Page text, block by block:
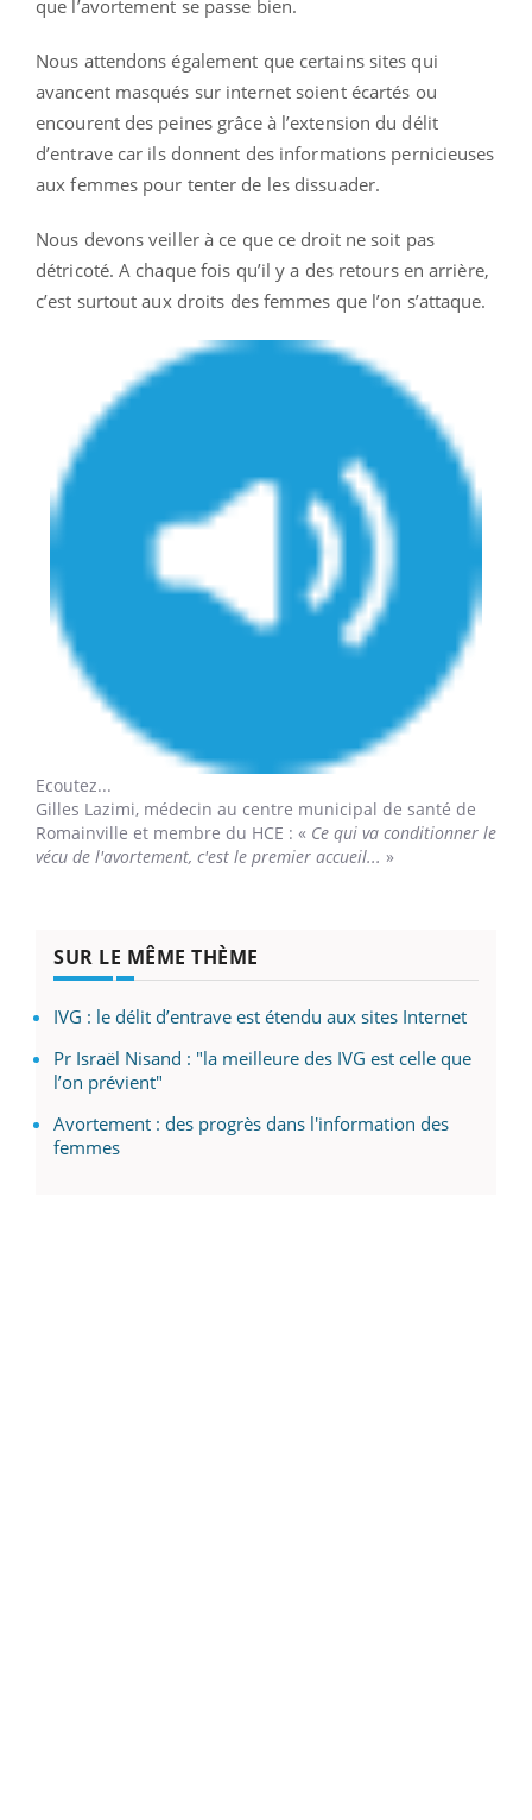
que l’avortement se passe bien.
Nous attendons également que certains sites qui
avancent masqués sur internet soient écartés ou
encourent des peines grâce à l’extension du délit
d’entrave car ils donnent des informations pernicieuses
aux femmes pour tenter de les dissuader.
Nous devons veiller à ce que ce droit ne soit pas
détricoté. A chaque fois qu’il y a des retours en arrière,
c’est surtout aux droits des femmes que l’on s’attaque.
Ecoutez...
Gilles Lazimi, médecin au centre municipal de santé de
Romainville et membre du HCE : « Ce qui va conditionner le
vécu de l'avortement, c'est le premier accueil... »
SUR LE MÊME THÈME
IVG : le délit d’entrave est étendu aux sites Internet
Pr Israël Nisand : "la meilleure des IVG est celle que
l’on prévient"
Avortement : des progrès dans l'information des
femmes